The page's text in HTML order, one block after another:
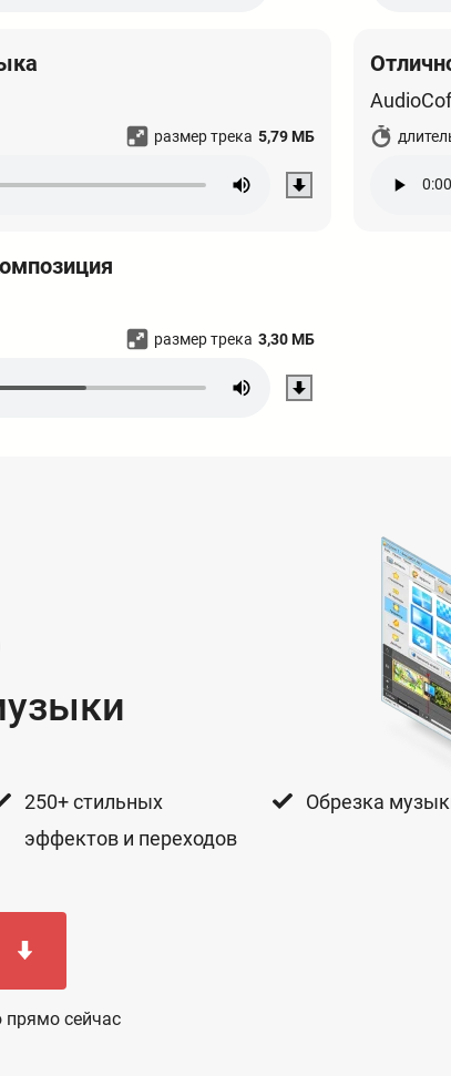
размер трека 5,79 МБ
размер трека 3,30 МБ
250+ стильных
эффектов и переходов
Обрезка
прямо сейчас